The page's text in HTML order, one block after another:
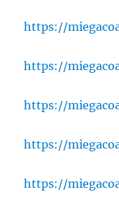
https://
https://
https://
https://
https://